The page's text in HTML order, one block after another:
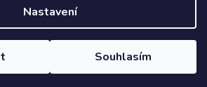
Nastavení
Souhlasím
Vytvořil Shoptet